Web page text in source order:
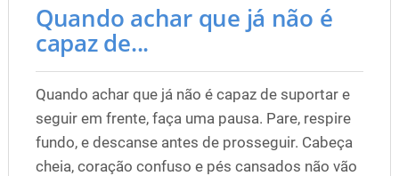
Quando achar que já não é
capaz de...
Quando achar que já não é capaz de suportar e
seguir em frente, faça uma pausa. Pare, respire
fundo, e descanse antes de prosseguir. Cabeça
cheia, coração confuso e pés cansados não vão